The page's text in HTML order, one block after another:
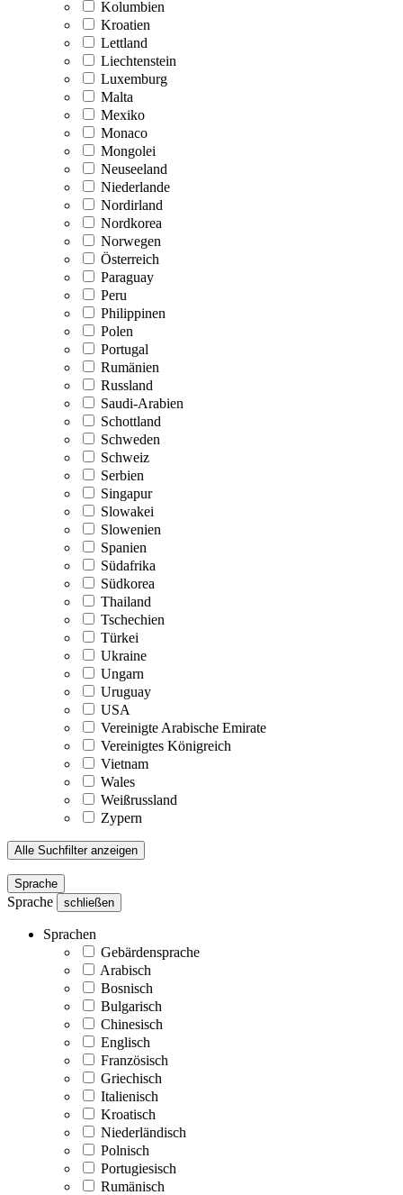
Kolumbien
Kroatien
Lettland
Liechtenstein
Luxemburg
Malta
Mexiko
Monaco
Mongolei
Neuseeland
Niederlande
Nordirland
Nordkorea
Norwegen
Österreich
Paraguay
Peru
Philippinen
Polen
Portugal
Rumänien
Russland
Saudi-Arabien
Schottland
Schweden
Schweiz
Serbien
Singapur
Slowakei
Slowenien
Spanien
Südafrika
Südkorea
Thailand
Tschechien
Türkei
Ukraine
Ungarn
Uruguay
USA
Vereinigte Arabische Emirate
Vereinigtes Königreich
Vietnam
Wales
Weißrussland
Zypern
Alle Suchfilter anzeigen
Sprache
Sprache schließen
Sprachen
Gebärdensprache
Arabisch
Bosnisch
Bulgarisch
Chinesisch
Englisch
Französisch
Griechisch
Italienisch
Kroatisch
Niederländisch
Polnisch
Portugiesisch
Rumänisch